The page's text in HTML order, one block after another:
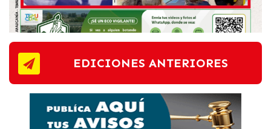
EDICIONES ANTERIORES